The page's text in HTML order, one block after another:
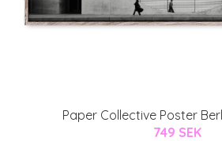
Paper Collective Poster
749 SEK